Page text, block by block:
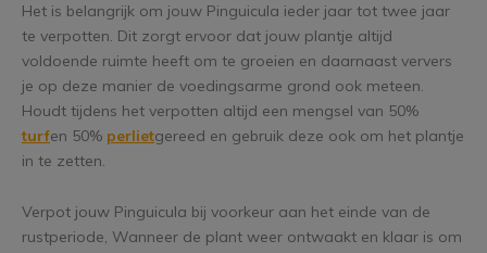
Het is belangrijk om jouw Pinguicula ieder jaar tot twee jaar
te verpotten. Dit zorgt ervoor dat jouw plantje altijd
voldoende ruimte heeft om te groeien en daarnaast ververs
je op deze manier de voedingsarme grond ook meteen.
Houdt tijdens het verpotten altijd een mengsel van 50%
turfen 50% perlietgereed en gebruik deze ook om het plantje
in te zetten.
Verpot jouw Pinguicula bij voorkeur aan het einde van de
rustperiode, Wanneer de plant weer ontwaakt en klaar is om